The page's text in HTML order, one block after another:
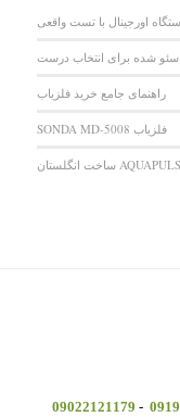
اورجینال با تست واقعی
سئو شده برای انتخاب درست
راهنمای جامع خرید فلزیاب
فلزیاب SONDA MD-5008
-
09022121179